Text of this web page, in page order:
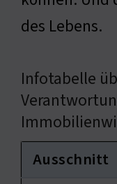
des Lebens.
Infotabelle
Ausschnitt